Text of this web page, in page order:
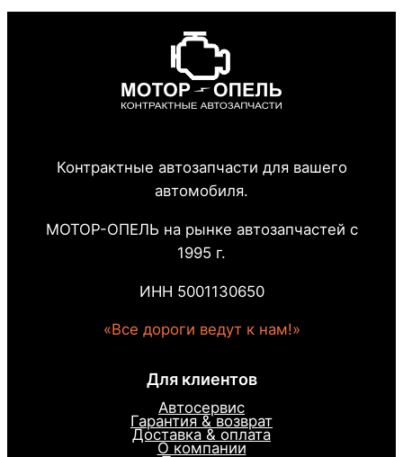
Контрактные автозапчасти для вашего
автомобиля.
МОТОР-ОПЕЛЬ на рынке автозапчастей с
1995 г.
ИНН 5001130650
«Все дороги ведут к нам!»
Для клиентов
Автосервис
Гарантия & возврат
Доставка & оплата
О компании